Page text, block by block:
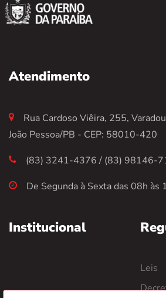
Atendimento
Rua Cardoso Viêira, 255,
João Pessoa/PB - CEP: 58010-420
(83) 3241-4376 / (83) 98146-
De Segunda à Sexta das 08h às
Institucional
Leis